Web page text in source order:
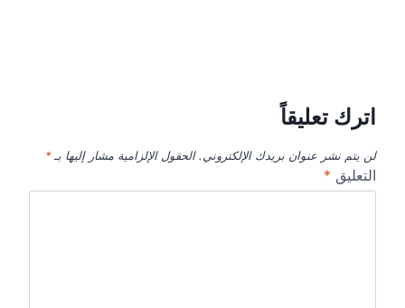
اترك تعليقاً
لن يتم نشر عنوان بريدك الإلكتروني. الحقول الإلزامية مشار إليها بـ*
التعليق *